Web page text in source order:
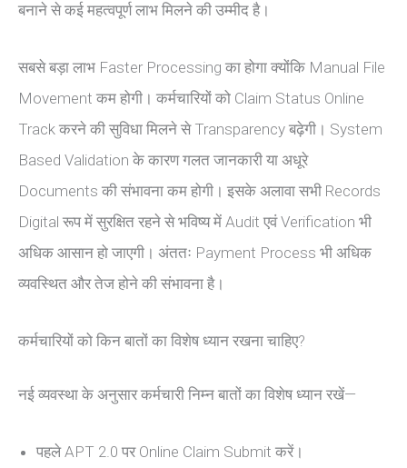
बनाने से कई महत्वपूर्ण लाभ मिलने की उम्मीद है।
सबसे बड़ा लाभ Faster Processing का होगा क्योंकि Manual File
Movement कम होगी। कर्मचारियों को Claim Status Online
Track करने की सुविधा मिलने से Transparency बढ़ेगी। System
Based Validation के कारण गलत जानकारी या अधूरे
Documents की संभावना कम होगी। इसके अलावा सभी Records
Digital रूप में सुरक्षित रहने से भविष्य में Audit एवं Verification भी
अधिक आसान हो जाएगी। अंततः Payment Process भी अधिक
व्यवस्थित और तेज होने की संभावना है।
कर्मचारियों को किन बातों का विशेष ध्यान रखना चाहिए?
नई व्यवस्था के अनुसार कर्मचारी निम्न बातों का विशेष ध्यान रखें—
पहले APT 2.0 पर Online Claim Submit करें।